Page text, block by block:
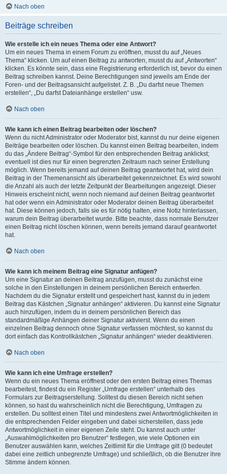
Nach oben
Beiträge schreiben
Wie erstelle ich ein neues Thema oder eine Antwort?
Um ein neues Thema in einem Forum zu eröffnen, musst du auf „Neues
Thema“ klicken. Um auf einen Beitrag zu antworten, musst du auf „Antworten“
klicken. Es könnte sein, dass eine Registrierung erforderlich ist, bevor du einen
Beitrag schreiben kannst. Deine Berechtigungen sind jeweils am Ende der
Foren- und der Beitragsansicht aufgelistet. Z. B. „Du darfst neue Themen
erstellen“, „Du darfst Dateianhänge erstellen“ usw.
Nach oben
Wie kann ich einen Beitrag bearbeiten oder löschen?
Wenn du nicht Administrator oder Moderator bist, kannst du nur deine eigenen
Beiträge bearbeiten oder löschen. Du kannst einen Beitrag bearbeiten, indem
du das „Ändere Beitrag“-Symbol für den entsprechenden Beitrag anklickst;
eventuell ist dies nur für einen begrenzten Zeitraum nach seiner Erstellung
möglich. Wenn bereits jemand auf deinen Beitrag geantwortet hat, wird dein
Beitrag in der Themenansicht als überarbeitet gekennzeichnet. Es wird sowohl
die Anzahl als auch der letzte Zeitpunkt der Bearbeitungen angezeigt. Dieser
Hinweis erscheint nicht, wenn noch niemand auf deinen Beitrag geantwortet
hat oder wenn ein Administrator oder Moderator deinen Beitrag überarbeitet
hat. Diese können jedoch, falls sie es für nötig halten, eine Notiz hinterlassen,
warum dein Beitrag überarbeitet wurde. Bitte beachte, dass normale Benutzer
einen Beitrag nicht löschen können, wenn bereits jemand darauf geantwortet
hat.
Nach oben
Wie kann ich meinem Beitrag eine Signatur anfügen?
Um eine Signatur an deinen Beitrag anzufügen, musst du zunächst eine
solche in den Einstellungen in deinem persönlichen Bereich entwerfen.
Nachdem du die Signatur erstellt und gespeichert hast, kannst du in jedem
Beitrag das Kästchen „Signatur anhängen“ aktivieren. Du kannst eine Signatur
auch hinzufügen, indem du in deinem persönlichen Bereich das
standardmäßige Anhängen deiner Signatur aktivierst. Wenn du einen
einzelnen Beitrag dennoch ohne Signatur verfassen möchtest, so kannst du
dort einfach das Kontrollkästchen „Signatur anhängen“ wieder deaktivieren.
Nach oben
Wie kann ich eine Umfrage erstellen?
Wenn du ein neues Thema eröffnest oder den ersten Beitrag eines Themas
bearbeitest, findest du ein Register „Umfrage erstellen“ unterhalb des
Formulars zur Beitragserstellung. Solltest du diesen Bereich nicht sehen
können, so hast du wahrscheinlich nicht die Berechtigung, Umfragen zu
erstellen. Du solltest einen Titel und mindestens zwei Antwortmöglichkeiten in
die entsprechenden Felder eingeben und dabei sicherstellen, dass jede
Antwortmöglichkeit in einer eigenen Zeile steht. Du kannst auch unter
„Auswahlmöglichkeiten pro Benutzer“ festlegen, wie viele Optionen ein
Benutzer auswählen kann, welches Zeitlimit für die Umfrage gilt (0 bedeutet
dabei eine zeitlich unbegrenzte Umfrage) und schließlich, ob die Benutzer ihre
Stimme ändern können.